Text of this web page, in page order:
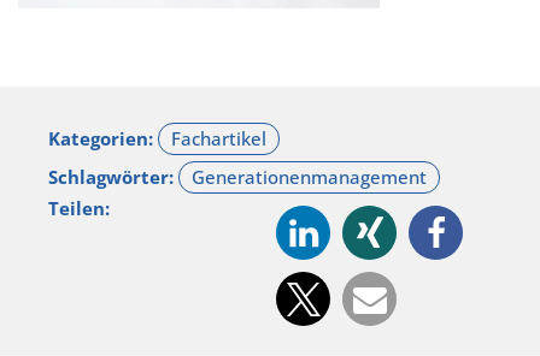
Kategorien:
Schlagwörter:
Teilen: